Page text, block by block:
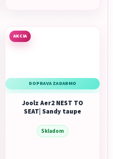
AKCIA
DOPRAVA ZADARMO
Joolz Aer2 NEST TO
SEAT| Sandy taupe
Skladom